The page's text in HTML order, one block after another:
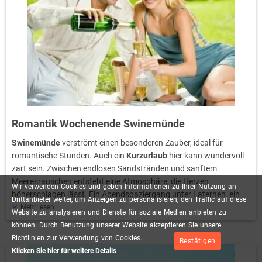
Wir verwenden Cookies und geben Informationen zu Ihrer Nutzung an
Drittanbieter weiter, um Anzeigen zu personalisieren, den Traffic auf diese
Website zu analysieren und Dienste für soziale Medien anbieten zu
können. Durch Benutzung unserer Website akzeptieren Sie unsere
Richtlinien zur Verwendung von Cookies.
Klicken Sie hier für weitere Details
Bestätigen
KurzurlaubinSwinemündebietet zudem vielfältige
Möglichkeiten, frische Seeluft zu tanken, ohne dabei von großen
Touristenströmen bedrängt zu werden. Wer es mag, kann während
Kurzurlaubs in Swinemünde die regionale Küche probieren,
sich am Strand erholen oder einfach ein Buch lesen. So wird
Kurzurlaub Swinemündezur idealen Auszeit, die Körper und
Geist wieder ins Gleichgewicht bringt.
Romantik Wochenende Swinemünde
Swinemündeverströmt einen besonderen Zauber, ideal für
romantische Stunden. Auch ein Kurzurlaub hier kann wundervoll
zart sein. Zwischen endlosen Sandstränden und sanftem
Meeresrauschen entsteht eine Atmosphäre, die Herzen
höherschlagen lässt. Ein Abendspaziergang unter Laternen, ein
Dinner bei Kerzenschein oder ein stiller Moment im Mondlicht:
In
finden Verliebte ihr persönliches Liebesrefugium.
Ein
Kurzurlaub
bietet hier weit mehr als nur Erholung – er schenkt
Raum für leise Worte, gemeinsame Träume und zärtliche
Mehr lesen